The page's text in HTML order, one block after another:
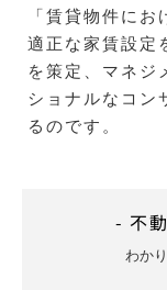
「賃貸物件に
適正な家賃設定
を策定、マネジ
ショナルなコン
るのです。
- 不
わか